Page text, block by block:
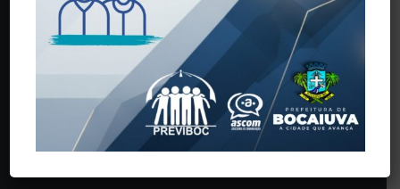
História
Estrutura
Legislação
Órgãos Colegiados